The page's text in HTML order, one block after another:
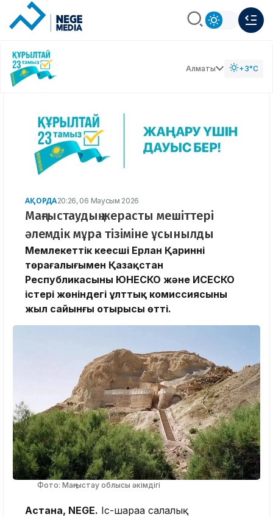
Алматы +3°C
АҚОРДА20:26, 06 Маусым 2026
Маңғыстаудың жерасты мешіттері
әлемдік мұра тізіміне ұсынылды
Мемлекеттік кеңесші Ерлан Қариннің
төрағалығымен Қазақстан
Республикасының ЮНЕСКО және ИСЕСКО
істері жөніндегі ұлттық комиссиясының
жыл сайынғы отырысы өтті.
Фото: Маңғыстау облысы әкімдігі
Астана, NEGE. Іс-шараға салалық